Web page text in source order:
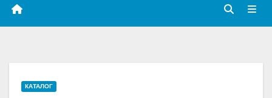
КАТАЛОГ